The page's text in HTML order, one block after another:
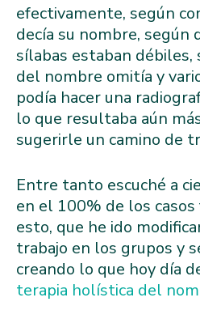
efectivamente, según
decía su nombre, según
sílabas estaban débiles,
del nombre omitía y
podía hacer una
lo que resultaba aún
sugerirle un camino de
Entre tanto escuché a
en el 100% de los casos
esto, que he ido
trabajo en los grupos y
creando lo que hoy día
terapia holística del